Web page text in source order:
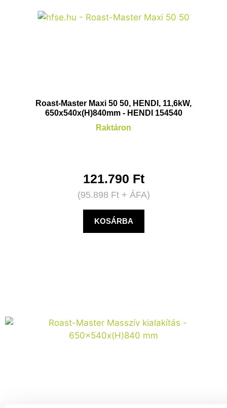
Roast-Master Maxi 50 50, HENDI, 11,6kW,
650x540x(H)840mm - HENDI 154540
Raktáron
121.790 Ft
(95.898 Ft+ ÁFA)
KOSÁRBA